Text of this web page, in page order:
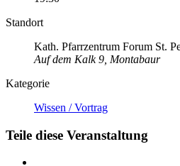
Standort
Kath. Pfarrzentrum Forum St.
Auf dem Kalk 9, Montabaur
Kategorie
Wissen / Vortrag
Teile diese Veranstaltung